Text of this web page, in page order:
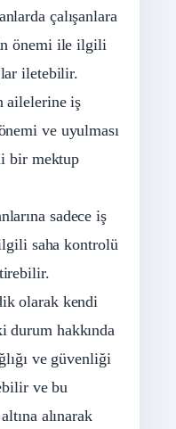
çalışanlara
önemi ile ilgili
iletebilir.
ailelerine iş
ve uyulması
bir mektup
sadece iş
saha kontrolü
olarak kendi
durum hakkında
ve güvenliği
ve bu
alınarak